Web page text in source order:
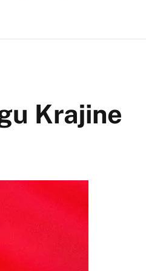
Krajine